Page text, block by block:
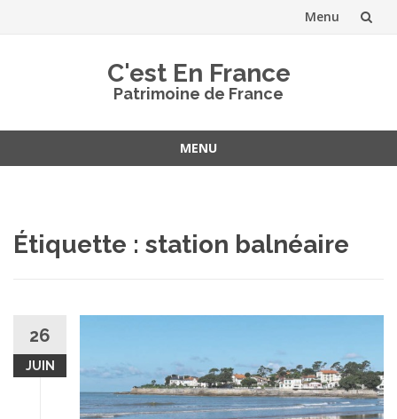
Menu
C'est En France
Patrimoine de France
MENU
Étiquette : station balnéaire
26
JUIN